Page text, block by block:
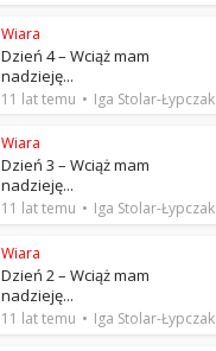
Wiara
Dzień 4 – Wciąż mam
nadzieję...
11 lat temu Iga Stolar-Łypczak
Wiara
Dzień 3 – Wciąż mam
nadzieję...
11 lat temu Iga Stolar-Łypczak
Wiara
Dzień 2 – Wciąż mam
nadzieję...
11 lat temu Iga Stolar-Łypczak